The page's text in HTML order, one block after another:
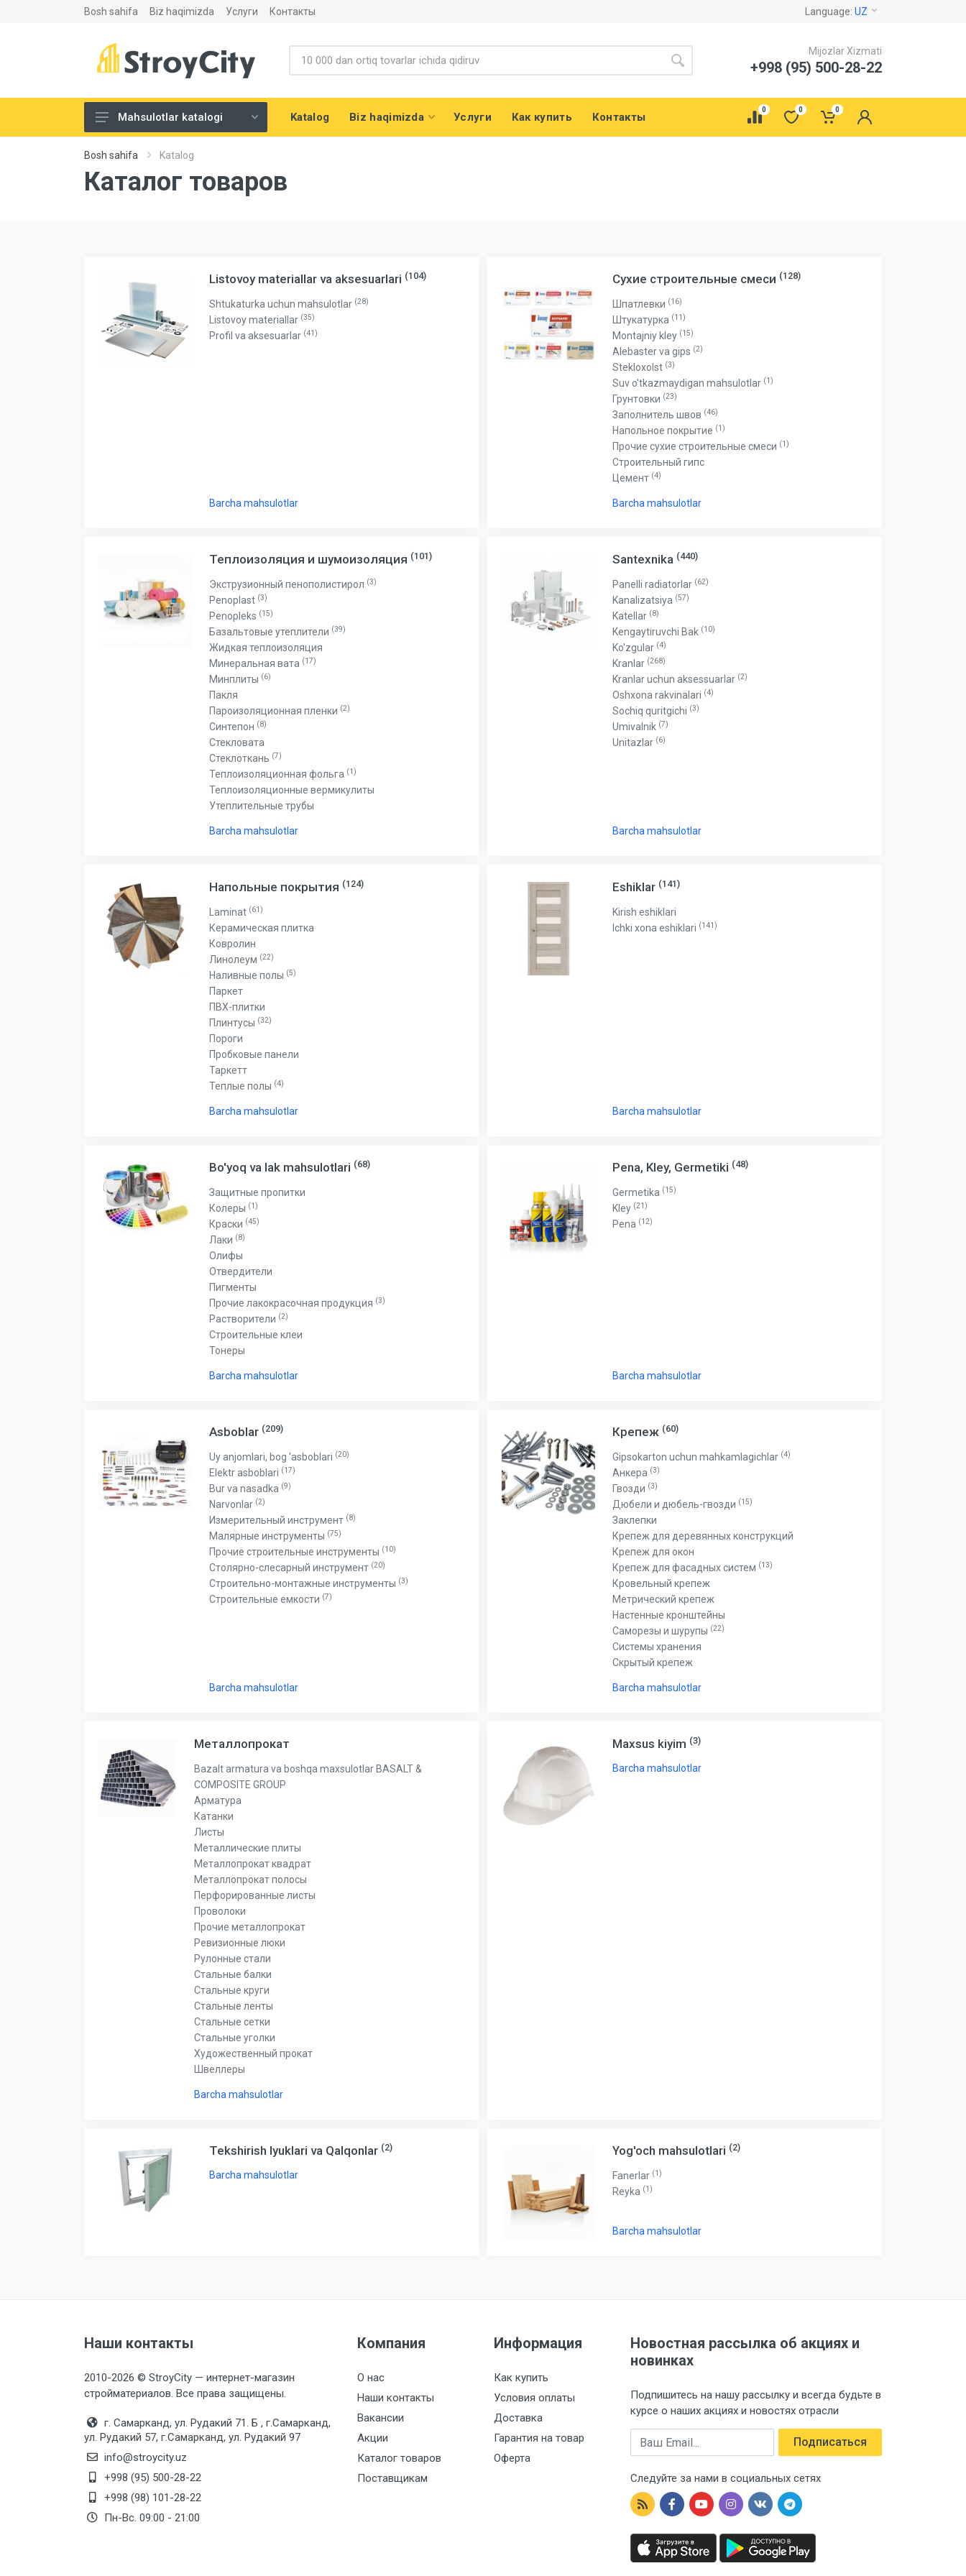
Bosh sahifa Biz haqimizda Услуги Контакты Language: UZ
Mijozlar Xizmati
+998 (95) 500-28-22
Listovoy materiallar va
aksesuarlari
Сухие строительные смеси
Bo'yoq va lak mahsulotlari
Pena, Kley, Germetiki
Mahsulotlar katalogi Katalog Biz haqimizda Услуги Как купить Контакты
0 0 0
Bosh sahifa Katalog
Каталог товаров
Listovoy materiallar va aksesuarlari (104)
Shtukaturka uchun mahsulotlar (28)
Listovoy materiallar (35)
Profil va aksesuarlar (41)
Barcha mahsulotlar
Сухие строительные смеси (128)
Шпатлевки (16)
Штукатурка (11)
Montajniy kley (15)
Alebaster va gips (2)
Stekloxolst (3)
Suv o'tkazmaydigan mahsulotlar (1)
Грунтовки (23)
Заполнитель швов (46)
Напольное покрытие (1)
Прочие сухие строительные смеси (1)
Строительный гипс
Цемент (4)
Barcha mahsulotlar
Теплоизоляция и шумоизоляция (101)
Экструзионный пенополистирол (3)
Penoplast (3)
Penopleks (15)
Базальтовые утеплители (39)
Жидкая теплоизоляция
Минеральная вата (17)
Минплиты (6)
Пакля
Пароизоляционная пленки (2)
Синтепон (8)
Стекловата
Стеклоткань (7)
Теплоизоляционная фольга (1)
Теплоизоляционные вермикулиты
Утеплительные трубы
Barcha mahsulotlar
Santexnika (440)
Panelli radiatorlar (62)
Kanalizatsiya (57)
Katellar (8)
Kengaytiruvchi Bak (10)
Ko'zgular (4)
Kranlar (268)
Kranlar uchun aksessuarlar (2)
Oshxona rakvinalari (4)
Sochiq quritgichi (3)
Umivalnik (7)
Unitazlar (6)
Barcha mahsulotlar
Напольные покрытия (124)
Laminat (61)
Керамическая плитка
Ковролин
Линолеум (22)
Наливные полы (5)
Паркет
ПВХ-плитки
Плинтусы (32)
Пороги
Пробковые панели
Таркетт
Теплые полы (4)
Barcha mahsulotlar
Eshiklar (141)
Kirish eshiklari
Ichki xona eshiklari (141)
Barcha mahsulotlar
Bo'yoq va lak mahsulotlari (68)
Защитные пропитки
Колеры (1)
Краски (45)
Лаки (8)
Олифы
Отвердители
Пигменты
Прочие лакокрасочная продукция (3)
Растворители (2)
Строительные клеи
Тонеры
Barcha mahsulotlar
Pena, Kley, Germetiki (48)
Germetika (15)
Kley (21)
Pena (12)
Barcha mahsulotlar
Asboblar (209)
Uy anjomlari, bog 'asboblari (20)
Elektr asboblari (17)
Bur va nasadka (9)
Narvonlar (2)
Измерительный инструмент (8)
Малярные инструменты (75)
Прочие строительные инструменты (10)
Столярно-слесарный инструмент (20)
Строительно-монтажные инструменты (3)
Строительные емкости (7)
Barcha mahsulotlar
Крепеж (60)
Gipsokarton uchun mahkamlagichlar (4)
Анкера (3)
Гвозди (3)
Дюбели и дюбель-гвозди (15)
Заклепки
Крепеж для деревянных конструкций
Крепеж для окон
Крепеж для фасадных систем (13)
Кровельный крепеж
Метрический крепеж
Настенные кронштейны
Саморезы и шурупы (22)
Системы хранения
Скрытый крепеж
Barcha mahsulotlar
Металлопрокат
Bazalt armatura va boshqa maxsulotlar BASALT &
COMPOSITE GROUP
Арматура
Катанки
Листы
Металлические плиты
Металлопрокат квадрат
Металлопрокат полосы
Перфорированные листы
Проволоки
Прочие металлопрокат
Ревизионные люки
Рулонные стали
Стальные балки
Стальные круги
Стальные ленты
Стальные сетки
Стальные уголки
Художественный прокат
Швеллеры
Barcha mahsulotlar
Maxsus kiyim (3)
Barcha mahsulotlar
Tekshirish lyuklari va Qalqonlar (2)
Barcha mahsulotlar
Yog'och mahsulotlari (2)
Fanerlar (1)
Reyka (1)
Barcha mahsulotlar
Наши контакты
2010-2026 © StroyCity — интернет-магазин
стройматериалов. Все права защищены.
г. Самарканд, ул. Рудакий 71. Б , г.Самарканд,
ул. Рудакий 57, г.Самарканд, ул. Рудакий 97
info@stroycity.uz
+998 (95) 500-28-22
+998 (98) 101-28-22
Пн-Вс. 09:00 - 21:00
Компания
О нас
Наши контакты
Вакансии
Акции
Каталог товаров
Поставщикам
Информация
Как купить
Условия оплаты
Доставка
Гарантия на товар
Оферта
Новостная рассылка об акциях и
новинках
Подпишитесь на нашу рассылку и всегда будьте в
курсе о наших акциях и новостях отрасли
Email Подписаться
Следуйте за нами в социальных сетях